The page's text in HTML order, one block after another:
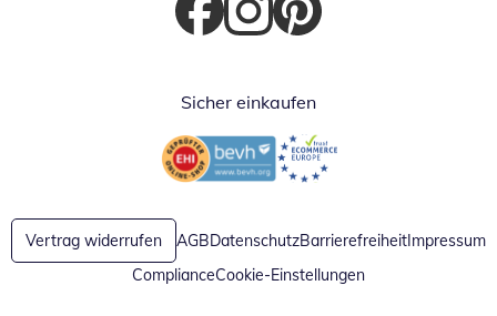
Öffnet in neuem Fenster
Öffnet in neuem Fenster
Öffnet in neuem Fenster
Sicher einkaufen
Öffnet in neuem FensterÖffnet in neuem Fenster
Vertrag widerrufen AGBDatenschutzBarrierefreiheitImpressum
ComplianceCookie-Einstellungen